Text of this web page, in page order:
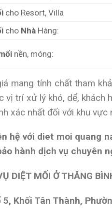
cho Resort, Villa
cho Nhà Hàng:
nền, móng:
mang tính chất tham
vị trí xử lý khó, dể, khách
xác nhất đối với khu vực
hệ với diet moi quang
hành dịch vụ chuyên
DIỆT MỐI Ở THĂNG
5, Khối Tân Thành,